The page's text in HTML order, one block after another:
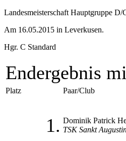
Landesmeisterschaft Hauptgruppe D/
Am 16.05.2015 in Leverkusen.
Hgr. C Standard
Endergebnis
Platz Paar/Club
1. Dominik Patrick
TSK Sankt